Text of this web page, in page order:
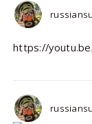
https://